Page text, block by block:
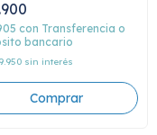
con Transferencia o
bancario
sin interés